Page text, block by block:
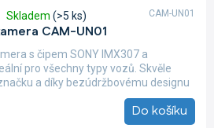
CAM-UN01
Skladem (>5 ks)
Do košíku
s čipem SONY IMX307 a
pro všechny typy vozů. Skvěle
a díky bezúdržbovému designu
CAM-UN01